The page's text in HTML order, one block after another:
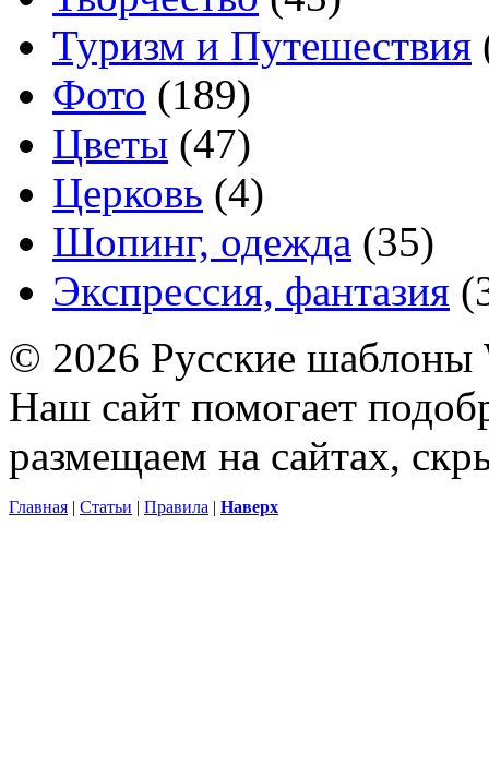
Туризм и Путешествия
Фото (189)
Цветы (47)
Церковь (4)
Шопинг, одежда (35)
Экспрессия, фантазия
© 2026 Русские шаблоны
Наш сайт помогает
размещаем на сайтах,
Главная | Статьи | Правила | Наверх